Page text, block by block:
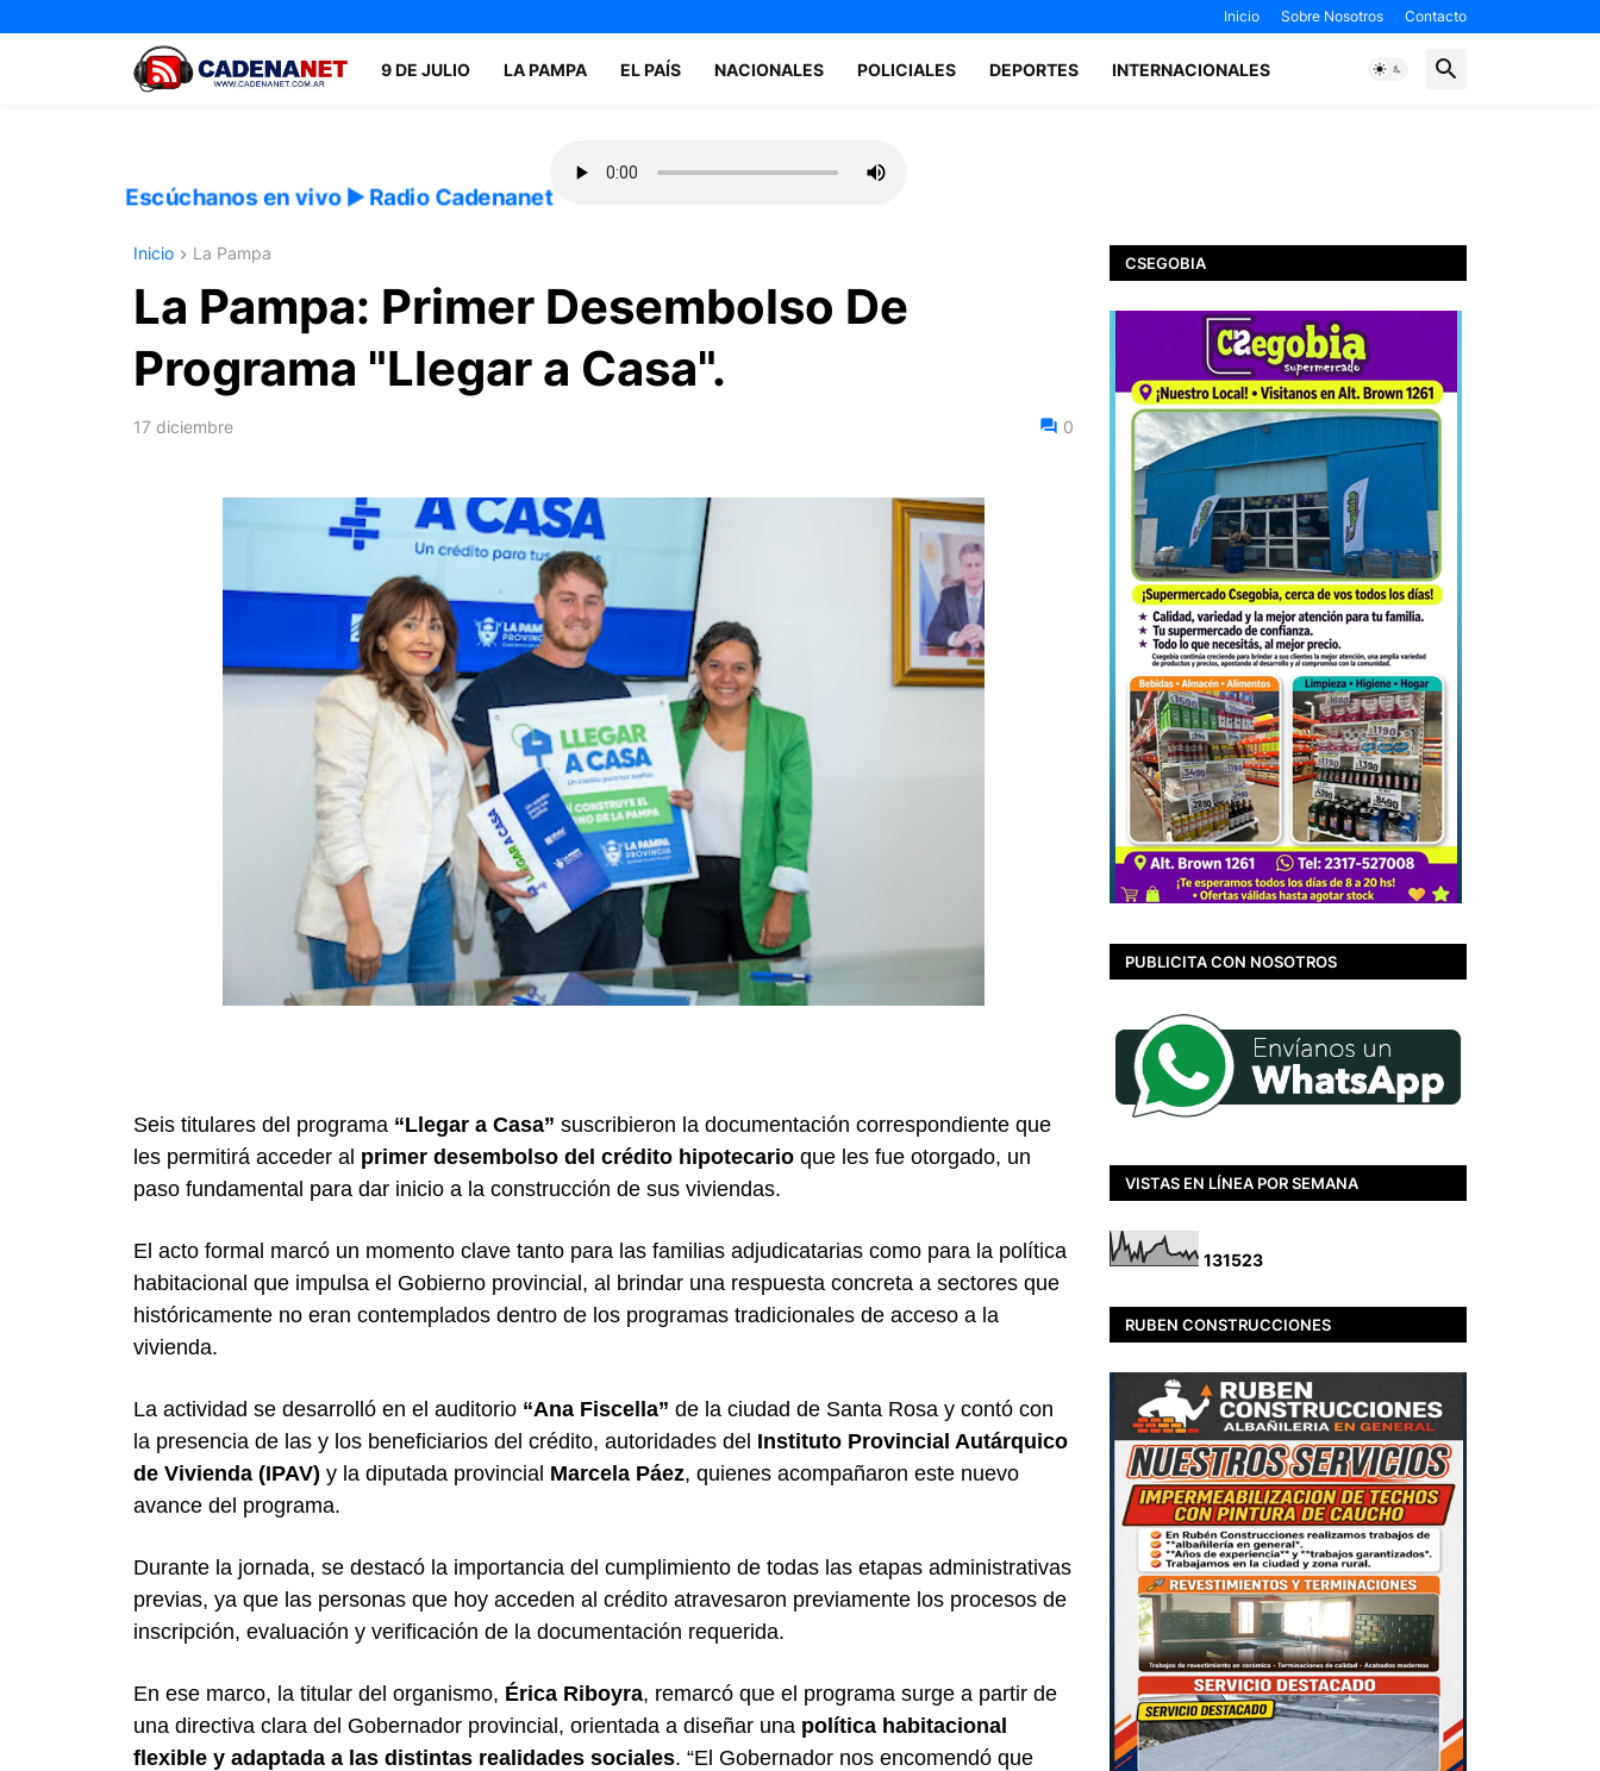
Inicio Sobre Nosotros Contacto
9 DE JULIO LA PAMPA EL PAÍS NACIONALES POLICIALES DEPORTES INTERNACIONALES
Escúchanos en vivo ▶️ Radio Cadenanet
Inicio La Pampa
La Pampa: Primer Desembolso De
Programa "Llegar a Casa".
17 diciembre 0
Seis titulares del programa “Llegar a Casa” suscribieron la documentación correspondiente que
les permitirá acceder al primer desembolso del crédito hipotecario que les fue otorgado, un
paso fundamental para dar inicio a la construcción de sus viviendas.
El acto formal marcó un momento clave tanto para las familias adjudicatarias como para la política
habitacional que impulsa el Gobierno provincial, al brindar una respuesta concreta a sectores que
históricamente no eran contemplados dentro de los programas tradicionales de acceso a la
vivienda.
La actividad se desarrolló en el auditorio “Ana Fiscella” de la ciudad de Santa Rosa y contó con
la presencia de las y los beneficiarios del crédito, autoridades del Instituto Provincial Autárquico
de Vivienda (IPAV) y la diputada provincial Marcela Páez, quienes acompañaron este nuevo
avance del programa.
Durante la jornada, se destacó la importancia del cumplimiento de todas las etapas administrativas
previas, ya que las personas que hoy acceden al crédito atravesaron previamente los procesos de
inscripción, evaluación y verificación de la documentación requerida.
En ese marco, la titular del organismo, Érica Riboyra, remarcó que el programa surge a partir de
una directiva clara del Gobernador provincial, orientada a diseñar una política habitacional
flexible y adaptada a las distintas realidades sociales. “El Gobernador nos encomendó que
CSEGOBIA
PUBLICITA CON NOSOTROS
VISTAS EN LÍNEA POR SEMANA
131523
RUBEN CONSTRUCCIONES